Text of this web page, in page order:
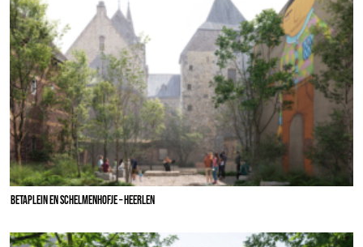
BETAPLEIN EN SCHELMENHOFJE – HEERLEN